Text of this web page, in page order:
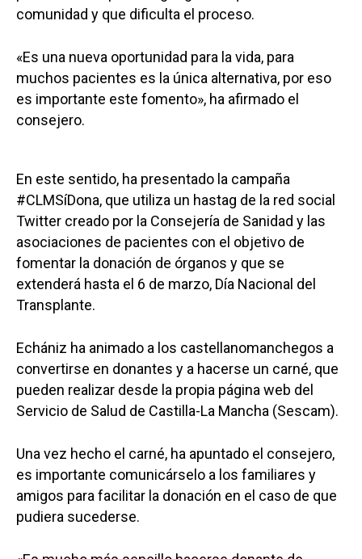
comunidad y que dificulta el proceso.
«Es una nueva oportunidad para la vida, para
muchos pacientes es la única alternativa, por eso
es importante este fomento», ha afirmado el
consejero.
En este sentido, ha presentado la campaña
#CLMSíDona, que utiliza un hastag de la red social
Twitter creado por la Consejería de Sanidad y las
asociaciones de pacientes con el objetivo de
fomentar la donación de órganos y que se
extenderá hasta el 6 de marzo, Día Nacional del
Transplante.
Echániz ha animado a los castellanomanchegos a
convertirse en donantes y a hacerse un carné, que
pueden realizar desde la propia página web del
Servicio de Salud de Castilla-La Mancha (Sescam).
Una vez hecho el carné, ha apuntado el consejero,
es importante comunicárselo a los familiares y
amigos para facilitar la donación en el caso de que
pudiera sucederse.